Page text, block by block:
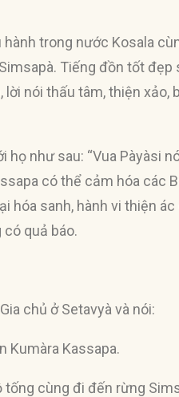
trong nước Kosala
Tiếng đồn tốt
nói thấu tâm, thiện xảo,
như sau: “Vua Pàyàsi
có thể cảm hóa các
sanh, hành vi thiện
quả báo.
chủ ở Setavyà và nói:
Kumàra Kassapa.
tống cùng đi đến rừng